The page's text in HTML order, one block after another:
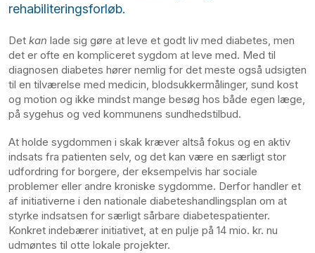
rehabiliteringsforløb.
Det kan lade sig gøre at leve et godt liv med diabetes, men
det er ofte en kompliceret sygdom at leve med. Med til
diagnosen diabetes hører nemlig for det meste også udsigten
til en tilværelse med medicin, blodsukkermålinger, sund kost
og motion og ikke mindst mange besøg hos både egen læge,
på sygehus og ved kommunens sundhedstilbud.
At holde sygdommen i skak kræver altså fokus og en aktiv
indsats fra patienten selv, og det kan være en særligt stor
udfordring for borgere, der eksempelvis har sociale
problemer eller andre kroniske sygdomme. Derfor handler et
af initiativerne i den nationale diabeteshandlingsplan om at
styrke indsatsen for særligt sårbare diabetespatienter.
Konkret indebærer initiativet, at en pulje på 14 mio. kr. nu
udmøntes til otte lokale projekter.